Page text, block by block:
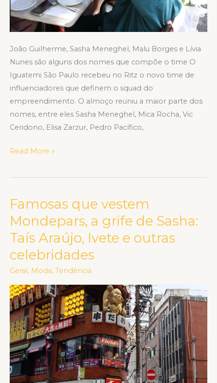
João Guilherme, Sasha Meneghel, Malu Borges e Lívia
Nunes são alguns dos nomes que compõe o time O
Iguatemi São Paulo recebeu no Ritz o novo time de
influenciadores que definem o squad do
empreendimento. O almoço reuniu a maior parte dos
nomes, entre eles Sasha Meneghel, Mica Rocha, Vic
Ceridono, Elisa Zarzur, Pedro Pacífico,
Read More »
Famosas que vestem
Mondepars, a grife de Sasha:
Taís Araújo, Ivete e outras
celebridades
Geral , Moda, Tendência
Famosas
que
vestem
Mondepars,
a
grife
Sasha:
Taís
Araújo,
Ivete
e
outras
celebridades